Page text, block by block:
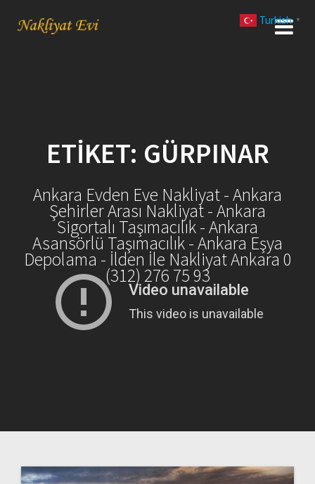
ETIKET: GÜRPINAR
Ankara Evden Eve Nakliyat - Ankara
Şehirler Arası Nakliyat - Ankara
Sigortalı Taşımacılık - Ankara
Asansörlü Taşımacılık - Ankara Eşya
Depolama - İlden İle Nakliyat Ankara 0
(312) 276 75 93
Turkish ▼